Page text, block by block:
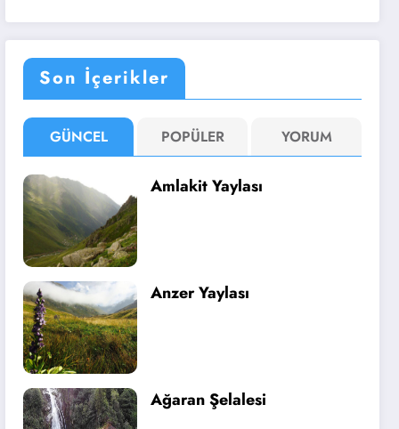
Son İçerikler
GÜNCEL POPÜLER YORUM
Amlakit Yaylası
Anzer Yaylası
Ağaran Şelalesi